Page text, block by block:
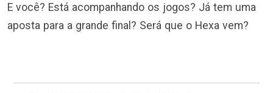
E você? Está acompanhando os jogos? Já tem uma
aposta para a grande final? Será que o Hexa vem?